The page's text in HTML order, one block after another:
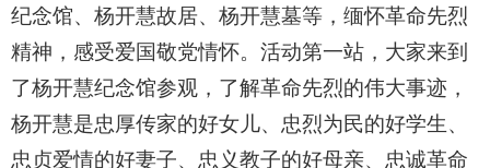
纪念馆、杨开慧故居、杨开慧墓等，缅怀革命先烈
精神，感受爱国敬党情怀。活动第一站，大家来到
了杨开慧纪念馆参观，了解革命先烈的伟大事迹，
杨开慧是忠厚传家的好女儿、忠烈为民的好学生、
忠贞爱情的好妻子、忠义教子的好母亲、忠诚革命